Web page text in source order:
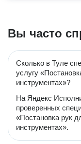
Вы часто
Сколько в Туле
услугу
инструментах»?
На Яндекс
проверенных
«Постановка рук
инструментах».